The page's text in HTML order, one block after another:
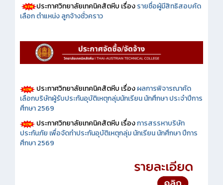
ประกาศวิทยาลัยเทคนิคสัตหีบ เรื่องรายชื่อผู้มีสิทธิสอบคัด
เลือก ตำแหน่ง ลูกจ้างชั่วคราว
ประกาศวิทยาลัยเทคนิคสัตหีบ เรื่องผลการพิจารณาคัด
เลือกบริษัทผู้รับประกันอุบัติเหตุกลุ่มนักเรียน นักศึกษา ประจำปีการ
ศึกษา 2569
ประกาศวิทยาลัยเทคนิคสัตหีบ เรื่องการสรรหาบริษัท
ประกันภัย เพื่อจัดทำประกันอุบัติเหตุกลุ่ม นักเรียน นักศึกษา ปีการ
ศึกษา 2569